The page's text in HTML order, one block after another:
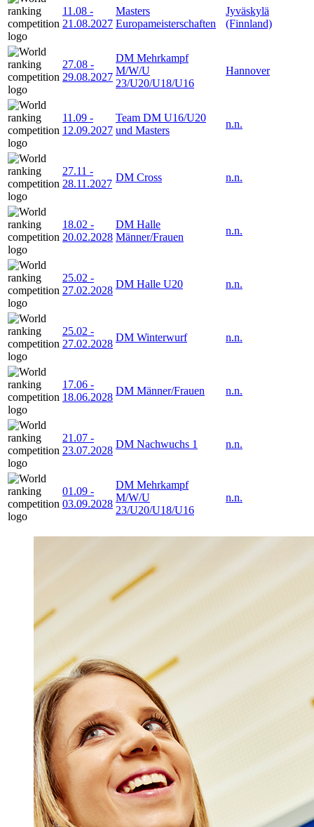
11.08 -
21.08.2027
Masters
Europameisterschaften
Jyväskylä
(Finnland)
27.08 -
29.08.2027
DM Mehrkampf
M/W/U
23/U20/U18/U16
Hannover
11.09 -
12.09.2027
Team DM U16/U20
und Masters
n.n.
27.11 -
28.11.2027
DM Cross n.n.
18.02 -
20.02.2028
DM Halle
Männer/Frauen
n.n.
25.02 -
27.02.2028
DM Halle U20 n.n.
25.02 -
27.02.2028
DM Winterwurf n.n.
17.06 -
18.06.2028
DM Männer/Frauen n.n.
21.07 -
23.07.2028
DM Nachwuchs 1 n.n.
01.09 -
03.09.2028
DM Mehrkampf
M/W/U
23/U20/U18/U16
n.n.